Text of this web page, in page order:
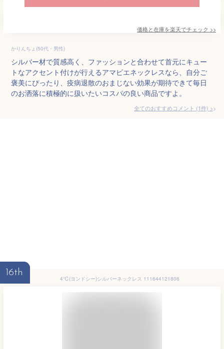
価格と在庫を楽天でチェック >>
かりんちょ(50代・男性)
シルバー材で質感高く、ファッションと合わせて首元にキュー
トなアクセント付けが行えるアマビエネックレスなら、自分ご
褒美にぴったり、疫病退散のおまじない効果が期待できて毎日
のお洒落に積極的に扱いたいコスパの良い商品ですよ。
全てのおすすめコメント (1件) >
16th
4℃(ヨンドシー)シルバーネックレス 111644121806